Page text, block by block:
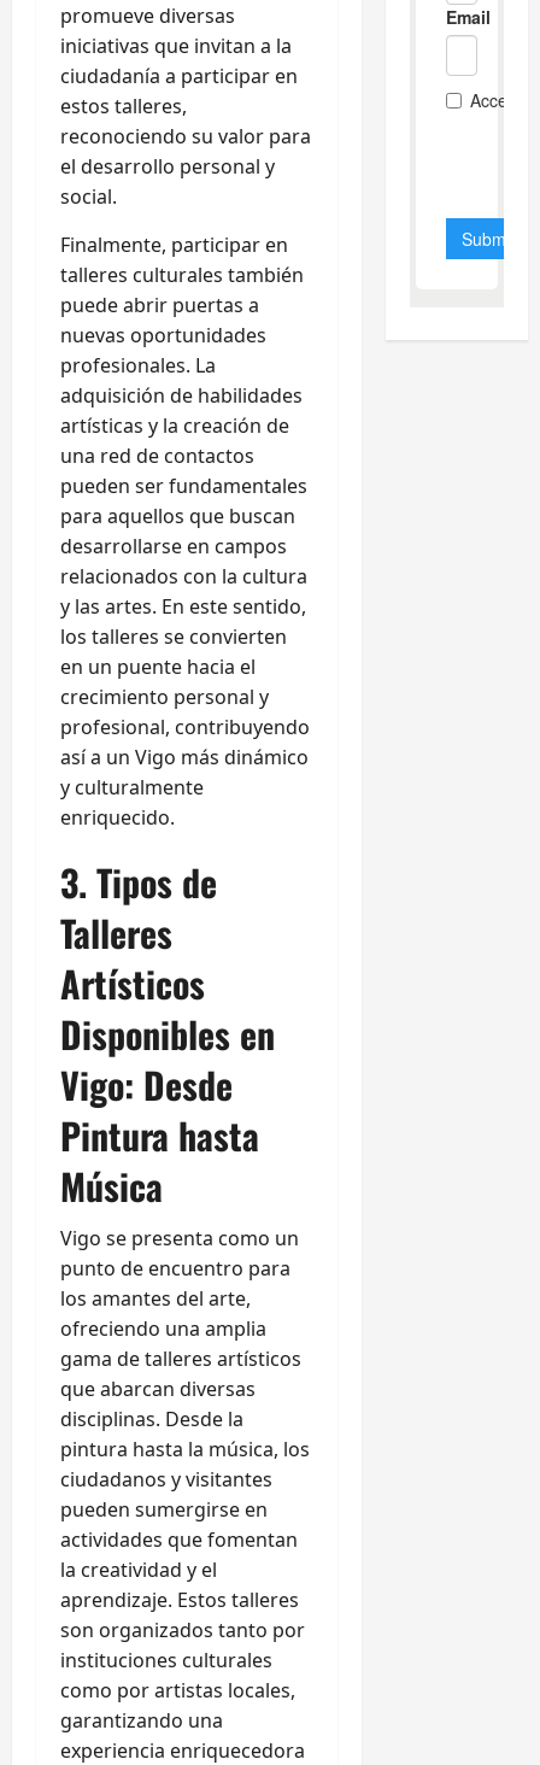
promueve diversas
iniciativas que invitan a la
ciudadanía a participar en
estos talleres,
reconociendo su valor para
el desarrollo personal y
social.
Finalmente, participar en
talleres culturales también
puede abrir puertas a
nuevas oportunidades
profesionales. La
adquisición de habilidades
artísticas y la creación de
una red de contactos
pueden ser fundamentales
para aquellos que buscan
desarrollarse en campos
relacionados con la cultura
y las artes. En este sentido,
los talleres se convierten
en un puente hacia el
crecimiento personal y
profesional, contribuyendo
así a un Vigo más dinámico
y culturalmente
enriquecido.
3. Tipos de
Talleres
Artísticos
Disponibles en
Vigo: Desde
Pintura hasta
Música
Vigo se presenta como un
punto de encuentro para
los amantes del arte,
ofreciendo una amplia
gama de talleres artísticos
que abarcan diversas
disciplinas. Desde la
pintura hasta la música, los
ciudadanos y visitantes
pueden sumergirse en
actividades que fomentan
la creatividad y el
aprendizaje. Estos talleres
son organizados tanto por
instituciones culturales
como por artistas locales,
garantizando una
experiencia enriquecedora